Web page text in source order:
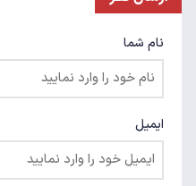
نام شما
ایمیل